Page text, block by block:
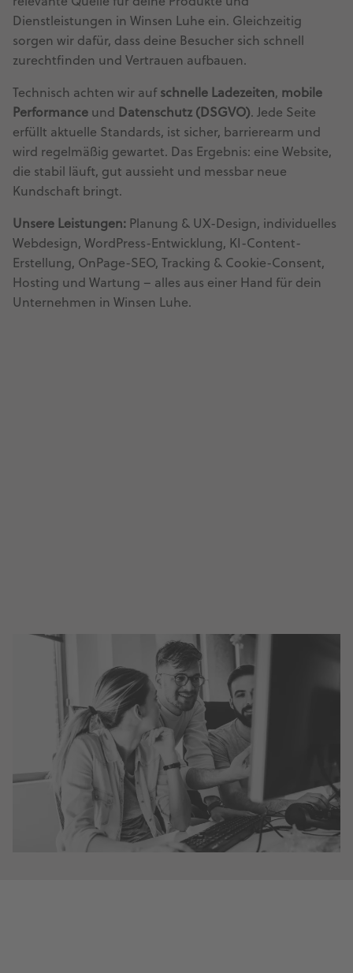
Dienstleistungen in Winsen Luhe ein. Gleichzeitig
sorgen wir dafür, dass deine Besucher sich schnell
zurechtfinden und Vertrauen aufbauen.
Technisch achten wir auf schnelle Ladezeiten, mobile
Performance und Datenschutz (DSGVO). Jede Seite
erfüllt aktuelle Standards, ist sicher, barrierearm und
wird regelmäßig gewartet. Das Ergebnis: eine Website,
die stabil läuft, gut aussieht und messbar neue
Kundschaft bringt.
Unsere Leistungen: Planung & UX-Design, individuelles
Webdesign, WordPress-Entwicklung, KI-Content-
Erstellung, OnPage-SEO, Tracking & Cookie-Consent,
Hosting und Wartung – alles aus einer Hand für dein
Unternehmen in Winsen Luhe.